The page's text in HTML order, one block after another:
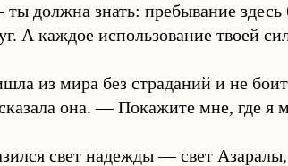
знать: пребывание здесь
А каждое использование твоей
из мира без страданий и не
она. — Покажите мне, где я
свет надежды — свет